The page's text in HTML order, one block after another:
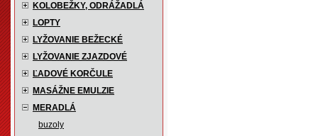
KOLOBEŽKY, ODRÁŽADLÁ
LOPTY
LYŽOVANIE BEŽECKÉ
LYŽOVANIE ZJAZDOVÉ
ĽADOVÉ KORČULE
MASÁŽNE EMULZIE
MERADLÁ
buzoly